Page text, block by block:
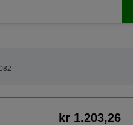
kr 1.203,26